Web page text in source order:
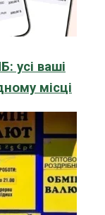
усі ваші
місці